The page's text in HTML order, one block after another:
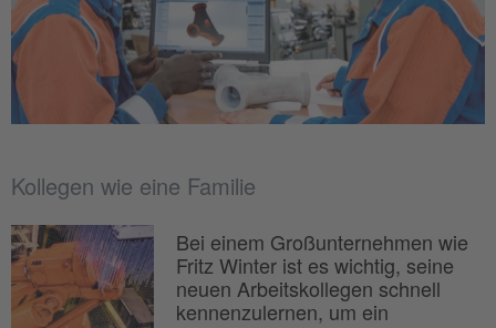
Kollegen wie eine Familie
Bei einem Großunternehmen wie
Fritz Winter ist es wichtig, seine
neuen Arbeitskollegen schnell
kennenzulernen, um ein